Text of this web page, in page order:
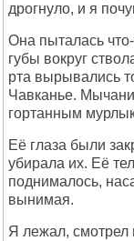
дрогнуло, и я
Она пыталась
губы вокруг
рта вырывались
Чавканье.
гортанным
Её глаза были
убирала их. Её
поднималось,
вынимая.
Я лежал, смотрел